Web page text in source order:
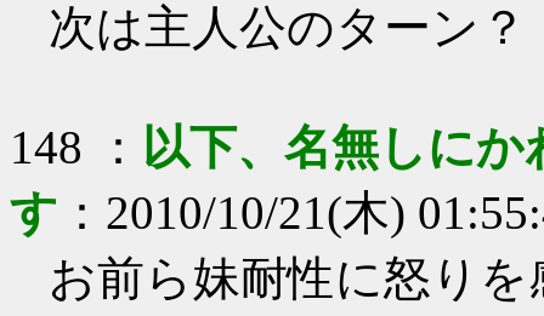
次は主人公のターン？
148 ： 以下、名無しに
す ： 2010/10/21(木)
お前ら妹耐性に怒り